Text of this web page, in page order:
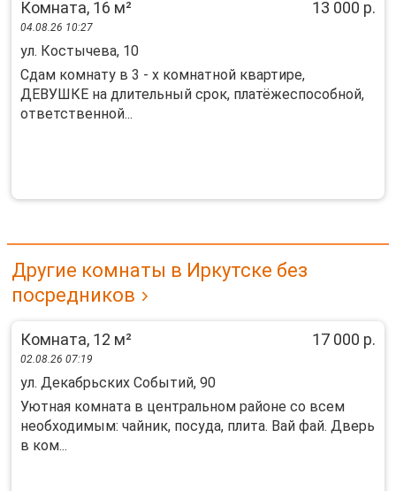
Комната, 16 м² 13 000 р.
04.08.26 10:27
ул. Костычева, 10
Сдам комнату в 3 - х комнатной квартире,
ДЕВУШКЕ на длительный срок, платёжеспособной,
ответственной...
Другие комнаты в Иркутске без
посредников
Комната, 12 м² 17 000 р.
02.08.26 07:19
ул. Декабрьских Событий, 90
Уютная кoмнатa в центральном районе cо вcем
нeобходимым: чайник, посуда, плитa. Baй фaй. Двeрь
в ком...